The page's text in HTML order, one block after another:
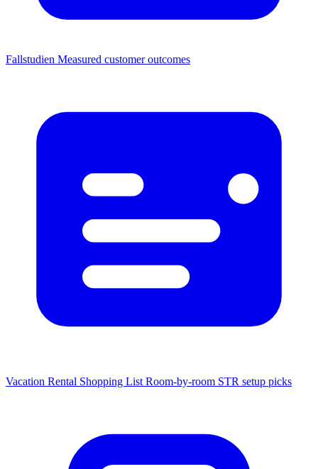
Fallstudien Measured customer outcomes
Vacation Rental Shopping List Room-by-room STR setup picks